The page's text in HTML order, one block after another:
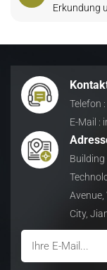
Erkundung
Telefon
E-Mail :
Building
City,